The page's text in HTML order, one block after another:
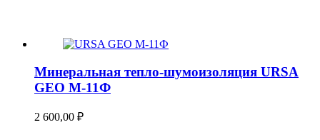
Минеральная тепло-шумоизоляция URSA
GEO М-11Ф
2 600,00 ₽